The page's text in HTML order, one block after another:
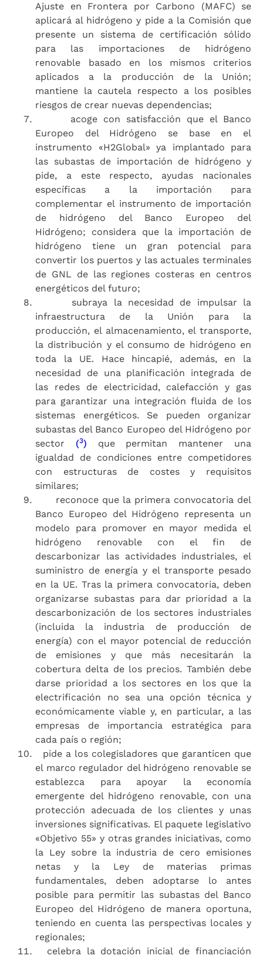
Ajuste en Frontera por Carbono (MAFC) se
aplicará al hidrógeno y pide a la Comisión que
presente un sistema de certificación sólido
para las importaciones de hidrógeno
renovable basado en los mismos criterios
aplicados a la producción de la Unión;
mantiene la cautela respecto a los posibles
riesgos de crear nuevas dependencias;
acoge con satisfacción que el Banco
Europeo del Hidrógeno se base en el
instrumento «H2Global» ya implantado para
las subastas de importación de hidrógeno y
pide, a este respecto, ayudas nacionales
específicas a la importación para
complementar el instrumento de importación
de hidrógeno del Banco Europeo del
Hidrógeno; considera que la importación de
hidrógeno tiene un gran potencial para
convertir los puertos y las actuales terminales
de GNL de las regiones costeras en centros
energéticos del futuro;
subraya la necesidad de impulsar la
infraestructura de la Unión para la
producción, el almacenamiento, el transporte,
la distribución y el consumo de hidrógeno en
toda la UE. Hace hincapié, además, en la
necesidad de una planificación integrada de
las redes de electricidad, calefacción y gas
para garantizar una integración fluida de los
sistemas energéticos. Se pueden organizar
subastas del Banco Europeo del Hidrógeno por
sector (3) que permitan mantener una
igualdad de condiciones entre competidores
con estructuras de costes y requisitos
similares;
reconoce que la primera convocatoria del
Banco Europeo del Hidrógeno representa un
modelo para promover en mayor medida el
hidrógeno renovable con el fin de
descarbonizar las actividades industriales, el
suministro de energía y el transporte pesado
en la UE. Tras la primera convocatoria, deben
organizarse subastas para dar prioridad a la
descarbonización de los sectores industriales
(incluida la industria de producción de
energía) con el mayor potencial de reducción
de emisiones y que más necesitarán la
cobertura delta de los precios. También debe
darse prioridad a los sectores en los que la
electrificación no sea una opción técnica y
económicamente viable y, en particular, a las
empresas de importancia estratégica para
cada país o región;
pide a los colegisladores que garanticen que
el marco regulador del hidrógeno renovable se
establezca para apoyar la economía
emergente del hidrógeno renovable, con una
protección adecuada de los clientes y unas
inversiones significativas. El paquete legislativo
«Objetivo 55» y otras grandes iniciativas, como
la Ley sobre la industria de cero emisiones
netas y la Ley de materias primas
fundamentales, deben adoptarse lo antes
posible para permitir las subastas del Banco
Europeo del Hidrógeno de manera oportuna,
teniendo en cuenta las perspectivas locales y
regionales;
celebra la dotación inicial de financiación